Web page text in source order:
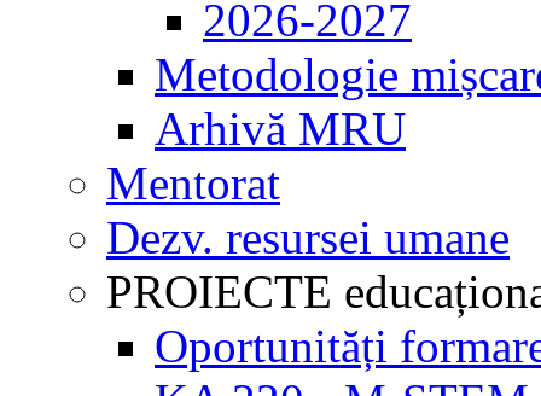
2026-2027
Metodologie
Arhivă MRU
Mentorat
Dezv. resursei umane
PROIECTE
Oportunități